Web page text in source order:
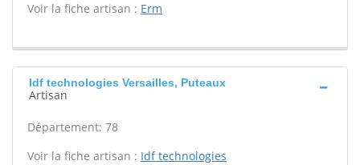
Voir la fiche artisan : Erm
Idf technologies Versailles, Puteaux
Artisan
Département: 78
Voir la fiche artisan : Idf technologies